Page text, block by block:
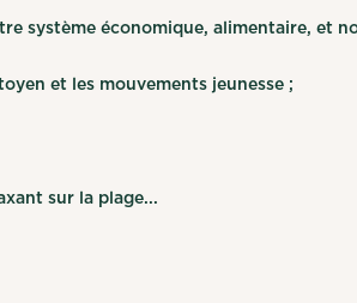
système économique, alimentaire, et
et les mouvements jeunesse ;
sur la plage...